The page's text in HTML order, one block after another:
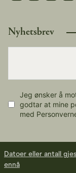
Datoer eller antall
ennå
Nyhetsbrev
Jeg ønsker å
godtar at mine
med